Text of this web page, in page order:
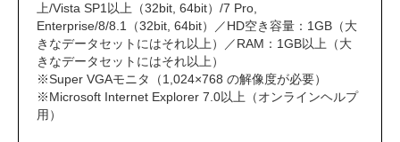
上/Vista SP1以上（32bit, 64bit）/7 Pro,
Enterprise/8/8.1（32bit, 64bit）／HD空き容量：1GB（大
きなデータセットにはそれ以上）／RAM：1GB以上（大
きなデータセットにはそれ以上）
※Super VGAモニタ（1,024×768 の解像度が必要）
※Microsoft Internet Explorer 7.0以上（オンラインヘルプ
用）